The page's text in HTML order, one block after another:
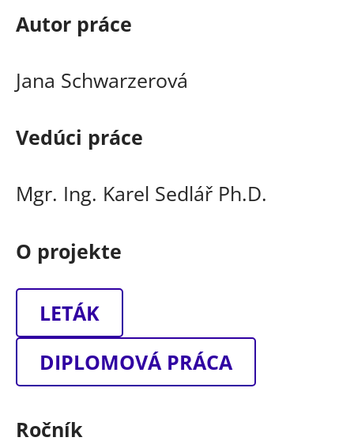
Autor práce
Jana Schwarzerová
Vedúci práce
Mgr. Ing. Karel Sedlář Ph.D.
O projekte
LETÁK
DIPLOMOVÁ PRÁCA
Ročník